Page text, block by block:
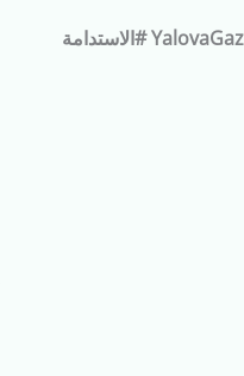
#YalovaGazidentGazidentDişKliniğığığışı #Geleceğeğıatırım #الاستدامة